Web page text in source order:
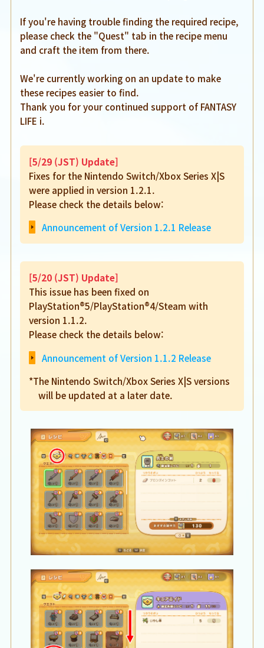
If you're having trouble finding the required recipe,
please check the "Quest" tab in the recipe menu
and craft the item from there.
We're currently working on an update to make
these recipes easier to find.
Thank you for your continued support of FANTASY
LIFE i.
[5/29 (JST) Update]
Fixes for the Nintendo Switch/Xbox Series X|S
were applied in version 1.2.1.
Please check the details below:
Announcement of Version 1.2.1 Release
[5/20 (JST) Update]
This issue has been fixed on
PlayStation®5/PlayStation®4/Steam with
version 1.1.2.
Please check the details below:
Announcement of Version 1.1.2 Release
*The Nintendo Switch/Xbox Series X|S versions
will be updated at a later date.